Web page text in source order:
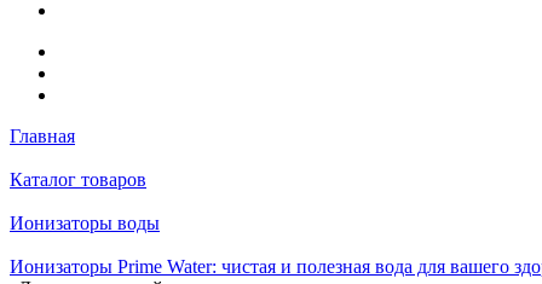
Главная
Каталог товаров
Ионизаторы воды
Ионизаторы Prime Water: чистая и полезная вода для вашего